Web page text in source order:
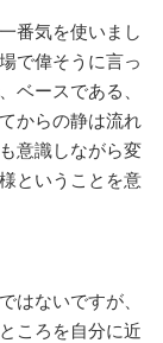
番気を使いまし
で偉そうに言っ
ベースである、
からの静は流れ
意識しながら変
ということを意
はないですが、
ころを自分に近